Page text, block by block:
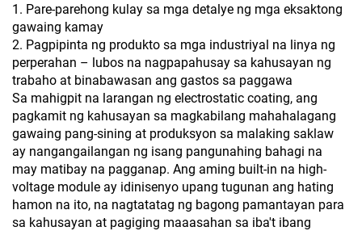
1. Pare-parehong kulay sa mga detalye ng mga eksaktong
gawaing kamay
2. Pagpipinta ng produkto sa mga industriyal na linya ng
perperahan – lubos na nagpapahusay sa kahusayan ng
trabaho at binabawasan ang gastos sa paggawa
Sa mahigpit na larangan ng electrostatic coating, ang
pagkamit ng kahusayan sa magkabilang mahahalagang
gawaing pang-sining at produksyon sa malaking saklaw
ay nangangailangan ng isang pangunahing bahagi na
may matibay na pagganap. Ang aming built-in na high-
voltage module ay idinisenyo upang tugunan ang hating
hamon na ito, na nagtatatag ng bagong pamantayan para
sa kahusayan at pagiging maaasahan sa iba't ibang